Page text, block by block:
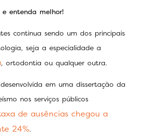
entenda melhor!
continua sendo um dos principais
seja a especialidade a
, ortodontia ou qualquer outra.
em uma dissertação da
nos serviços públicos
de ausências chegou a
24%.